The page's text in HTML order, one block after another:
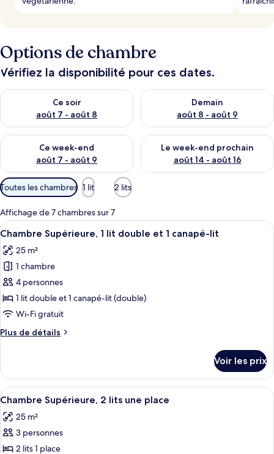
Options de chambre
Vérifiez la disponibilité pour ces dates.
Ce soir
août 7 - août 8
Vérifier la disponibilité pour ce soir août 7 - août 8
Demain
août 8 - août 9
Vérifier la disponibilité pour
Ce week-end
août 7 - août 9
Vérifier la disponibilité pour ce week-end août 7 - août 9
Le week-end prochain
août 14 - août 16
Vérifier la disponibilité pour
Filtres
disponibles
pour
les
chambres
Toutes les chambres 1 lit 2 lits
Affichage de 7 chambres sur 7
Afficher
toutes
les
photos
pour
ce
type
chambre :
lit
double
et
1
Une chambre d’hôtel comprenant
8
Chambre Supérieure, 1 lit double et 1 canapé-lit
25 m²
1 chambre
4 personnes
1 lit double et 1 canapé-lit (double)
Wi-Fi gratuit
Plus de détails
Plus
le
type
de
Chambre
Supérieure,
Voir les prix
Afficher
toutes
les
photos
pour
Une chambre d’hôtel avec un grand
7
Chambre Supérieure, 2 lits une place
25 m²
3 personnes
2 lits 1 place